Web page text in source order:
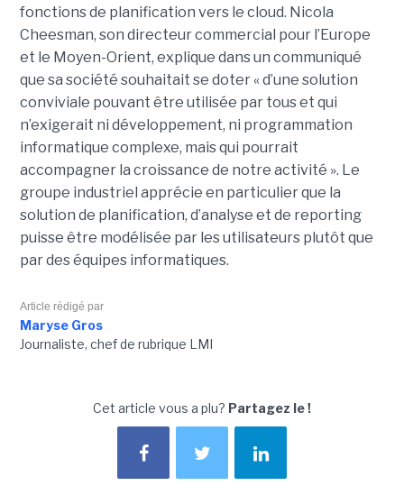
fonctions de planification vers le cloud. Nicola
Cheesman, son directeur commercial pour l’Europe
et le Moyen-Orient, explique dans un communiqué
que sa société souhaitait se doter « d’une solution
conviviale pouvant être utilisée par tous et qui
n’exigerait ni développement, ni programmation
informatique complexe, mais qui pourrait
accompagner la croissance de notre activité ». Le
groupe industriel apprécie en particulier que la
solution de planification, d’analyse et de reporting
puisse être modélisée par les utilisateurs plutôt que
par des équipes informatiques.
Article rédigé par
Maryse Gros
Journaliste, chef de rubrique LMI
Cet article vous a plu? Partagez le !